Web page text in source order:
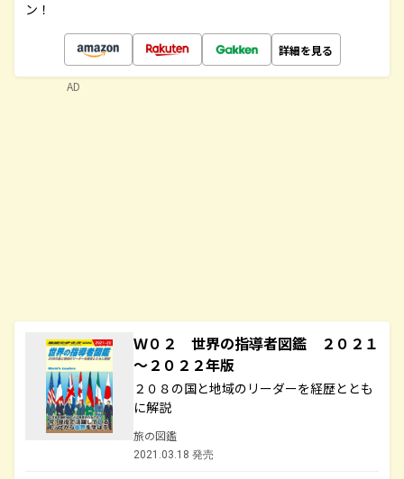
ン！
詳細を見る
Ｗ０２ 世界の指導者図鑑 ２０２１
～２０２２年版
２０８の国と地域のリーダーを経歴ととも
に解説
旅の図鑑
2021.03.18 発売
AD